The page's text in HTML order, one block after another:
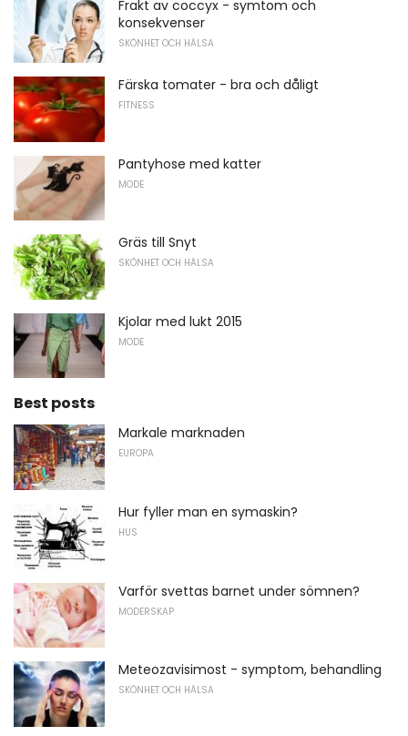
Frakt av coccyx - symtom och
konsekvenser
SKÖNHET OCH HÄLSA
Färska tomater - bra och dåligt
FITNESS
Pantyhose med katter
MODE
Gräs till Snyt
SKÖNHET OCH HÄLSA
Kjolar med lukt 2015
MODE
Best posts
Markale marknaden
EUROPA
Hur fyller man en symaskin?
HUS
Varför svettas barnet under sömnen?
MODERSKAP
Meteozavisimost - symptom, behandling
SKÖNHET OCH HÄLSA